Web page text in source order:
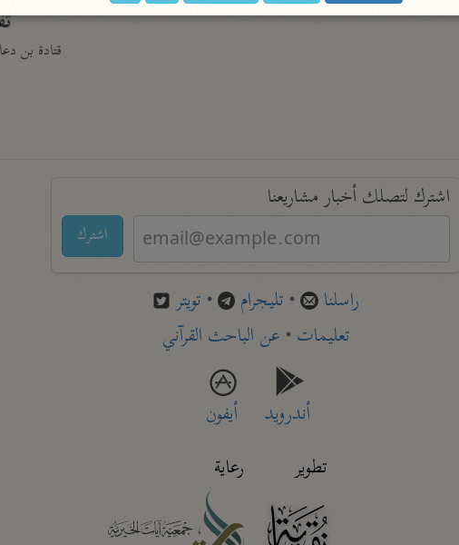
قتادة بن
اشترك لتصلك أخبار مشاريعنا
اشترك
راسلنا • تليجرام • تويتر
تعليمات• عن الباحث القرآني
أندرويد
أيفون
تطوير
رعاية